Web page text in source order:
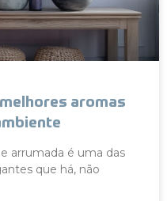
aromas
arrumada é uma das
que há, não